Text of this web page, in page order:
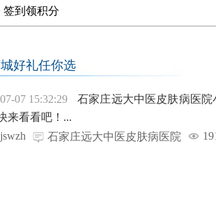
签到领积分
好礼任你选
07 15:32:29
石家庄远大中医皮肤病医
来看看吧！...
石家庄远大中医皮肤病医院